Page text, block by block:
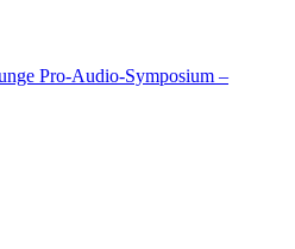
Pro-Audio-Symposium –